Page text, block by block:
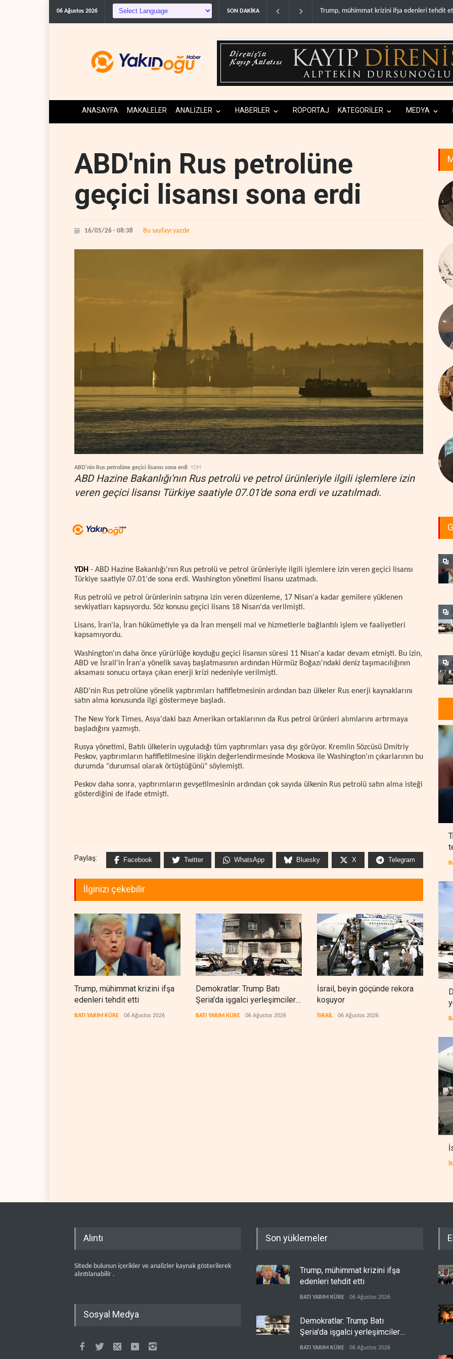
06 Ağustos 2026 SON DAKİKA
Trump, mühimmat krizini ifşa edenleri tehdit etti.. Demokratlar: Trump Batı Şeria'da işgalci
ANASAYFA MAKALELER ANALİZLER HABERLER RÖPORTAJ KATEGORİLER MEDYA
ABD'nin Rus petrolüne
geçici lisansı sona erdi
16/05/26 - 08:38 Bu sayfayı yazdır
ABD'nin Rus petrolüne geçici lisansı sona erdi YDH
ABD Hazine Bakanlığı'nın Rus petrolü ve petrol ürünleriyle ilgili işlemlere izin
veren geçici lisansı Türkiye saatiyle 07.01'de sona erdi ve uzatılmadı.
YDH - ABD Hazine Bakanlığı'nın Rus petrolü ve petrol ürünleriyle ilgili işlemlere izin veren geçici lisansı
Türkiye saatiyle 07.01'de sona erdi. Washington yönetimi lisansı uzatmadı.
Rus petrolü ve petrol ürünlerinin satışına izin veren düzenleme, 17 Nisan'a kadar gemilere yüklenen
sevkiyatları kapsıyordu. Söz konusu geçici lisans 18 Nisan'da verilmişti.
Lisans, İran'la, İran hükümetiyle ya da İran menşeli mal ve hizmetlerle bağlantılı işlem ve faaliyetleri
kapsamıyordu.
Washington'ın daha önce yürürlüğe koyduğu geçici lisansın süresi 11 Nisan'a kadar devam etmişti. Bu izin,
ABD ve İsrail'in İran'a yönelik savaş başlatmasının ardından Hürmüz Boğazı'ndaki deniz taşımacılığının
aksaması sonucu ortaya çıkan enerji krizi nedeniyle verilmişti.
ABD'nin Rus petrolüne yönelik yaptırımları hafifletmesinin ardından bazı ülkeler Rus enerji kaynaklarını
satın alma konusunda ilgi göstermeye başladı.
The New York Times, Asya'daki bazı Amerikan ortaklarının da Rus petrol ürünleri alımlarını artırmaya
başladığını yazmıştı.
Rusya yönetimi, Batılı ülkelerin uyguladığı tüm yaptırımları yasa dışı görüyor. Kremlin Sözcüsü Dmitriy
Peskov, yaptırımların hafifletilmesine ilişkin değerlendirmesinde Moskova ile Washington'ın çıkarlarının bu
durumda "durumsal olarak örtüştüğünü" söylemişti.
Peskov daha sonra, yaptırımların gevşetilmesinin ardından çok sayıda ülkenin Rus petrolü satın alma isteği
gösterdiğini de ifade etmişti.
Paylaş: Facebook Twitter WhatsApp Bluesky X Telegram
İlginizi çekebilir
Trump, mühimmat krizini ifşa
edenleri tehdit etti
BATI YARIM KÜRE 06 Ağustos 2026
Demokratlar: Trump Batı
Şeria'da işgalci yerleşimcilere
cezasızlık sağladı
BATI YARIM KÜRE 06 Ağustos 2026
İsrail, beyin göçünde rekora
koşuyor
İSRAİL 06 Ağustos 2026
Alıntı
Sitede bulunun içerikler ve analizler kaynak gösterilerek
alıntılanabilir .
Sosyal Medya
Son yüklemeler
Trump, mühimmat krizini ifşa
edenleri tehdit etti
BATI YARIM KÜRE 06 Ağustos 2026
Demokratlar: Trump Batı
Şeria'da işgalci yerleşimcilere
cezasızlık sağladı
BATI YARIM KÜRE 06 Ağustos 2026